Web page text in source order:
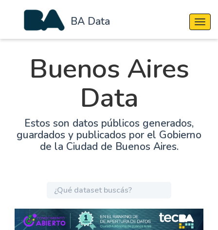
BA Data
Buenos Aires
Data
Estos son datos públicos generados,
guardados y publicados por el Gobierno
de la Ciudad de Buenos Aires.